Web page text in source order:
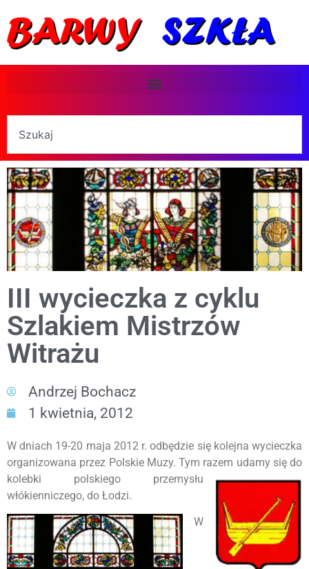
III wycieczka z cyklu
Szlakiem Mistrzów
Witrażu
Andrzej Bochacz
1 kwietnia, 2012
W dniach 19-20 maja 2012 r. odbędzie się kolejna wycieczka
organizowana przez Polskie Muzy. Tym razem udamy się do
kolebki polskiego przemysłu
włókienniczego, do Łodzi.
W